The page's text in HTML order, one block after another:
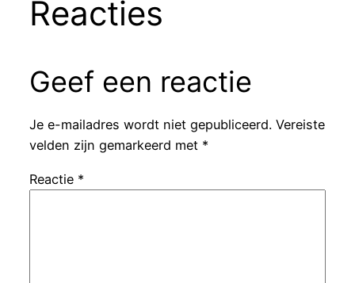
Reacties
Geef een reactie
Je e-mailadres wordt niet gepubliceerd. Vereiste
velden zijn gemarkeerd met *
Reactie *